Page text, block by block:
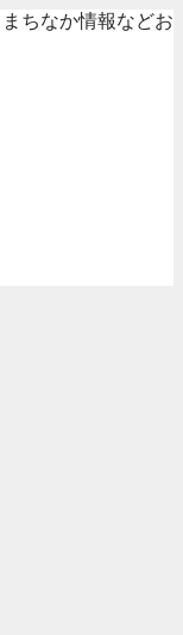
ちなか情報などお